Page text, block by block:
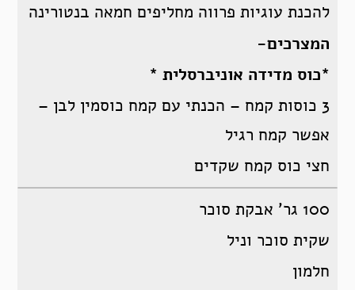
להכנת עוגיות פרווה מחליפים חמאה בנטורינה
המצרכים-
*כוס מדידה אוניברסלית *
3 כוסות קמח – הכנתי עם קמח כוסמין לבן –
אפשר קמח רגיל
חצי כוס קמח שקדים
100 גר’ אבקת סוכר
שקית סוכר וניל
חלמון